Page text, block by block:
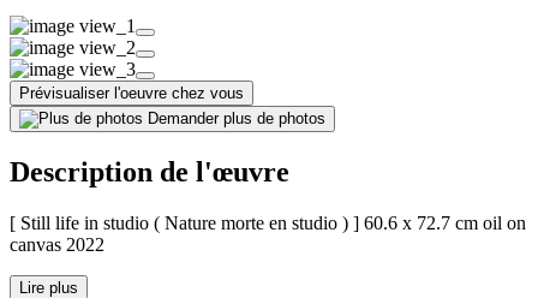
Prévisualiser l'oeuvre chez vous
Demander plus de photos
Description de l'œuvre
[ Still life in studio ( Nature morte en studio ) ] 60.6 x 72.7 cm oil on
canvas 2022
Lire plus